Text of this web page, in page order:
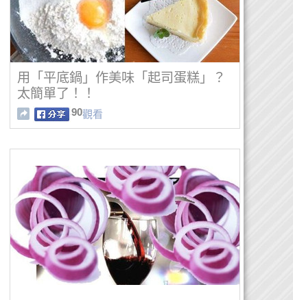
用「平底鍋」作美味「起司蛋糕」？
太簡單了！！
90觀看